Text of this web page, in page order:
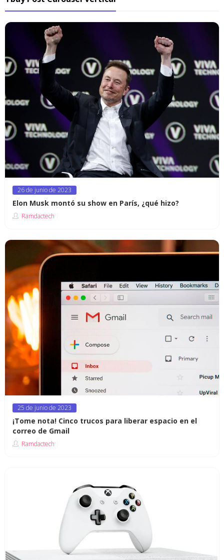
Posted
26 de junio de 2023
Elon Musk montó su show en París, ¿qué hizo?
Ramdactech
Posted
25 de junio de 2023
¡Tome nota! Cinco trucos para liberar espacio en el
correo de Gmail
Ramdactech